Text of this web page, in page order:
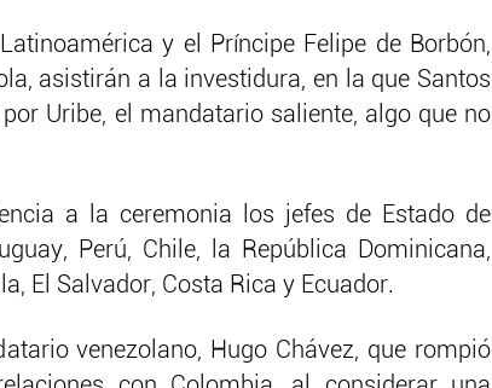
y el Príncipe Felipe de Borbón,
asistirán a la investidura, en la que Santos
Uribe, el mandatario saliente, algo que no
a la ceremonia los jefes de Estado de
Perú, Chile, la República Dominicana,
El Salvador, Costa Rica y Ecuador.
venezolano, Hugo Chávez, que rompió